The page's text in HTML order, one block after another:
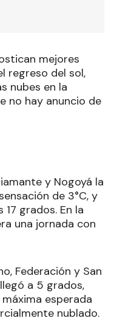
mejores
regreso del sol,
nubes en la
no hay anuncio de
y Nogoyá la
de 3°C, y
grados. En la
una jornada con
Federación y San
a 5 grados,
máxima esperada
nublado.